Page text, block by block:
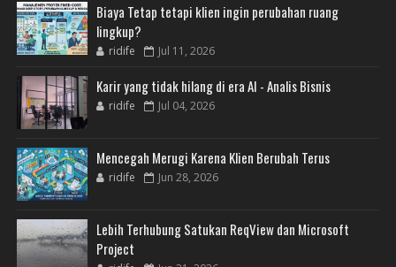
Biaya Tetap tetapi klien ingin perubahan ruang
lingkup?
ridife Jul 11, 2026
Karir yang tidak hilang di era AI - Analis Bisnis
ridife Jul 04, 2026
Mencegah Merugi Karena Klien Berubah Terus
ridife Jun 28, 2026
Lebih Terhubung Satukan ReqView dan Microsoft
Project